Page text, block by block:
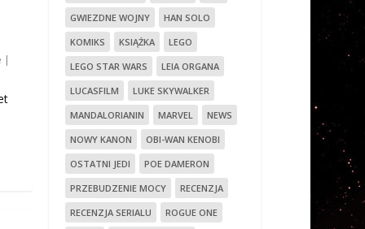
|
GWIEZDNE WOJNY
HAN SOLO
KOMIKS
KSIĄŻKA
LEGO
LEGO STAR WARS
LEIA ORGANA
LUCASFILM
LUKE SKYWALKER
MANDALORIANIN
MARVEL
NEWS
NOWY KANON
OBI-WAN KENOBI
OSTATNI JEDI
POE DAMERON
PRZEBUDZENIE MOCY
RECENZJA
RECENZJA SERIALU
ROGUE ONE